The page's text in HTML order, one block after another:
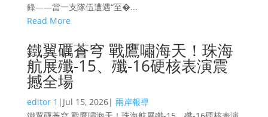
錄——當一支隊伍遭遇“至�...
Read More
鐵翼礪蒼穹 戰鷹嘯海天！珠海
航展殲-15、殲-16硬核表演震
撼全場
editor 1 | Jul 15, 2026| 兩岸報導